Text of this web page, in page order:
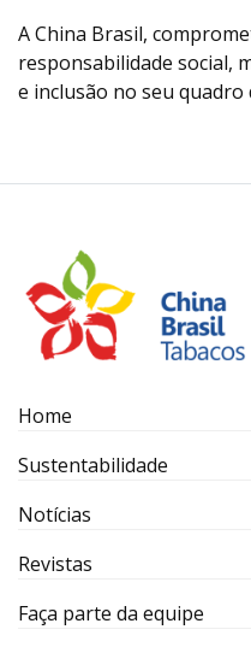
A China Brasil,
responsabilidade social,
e inclusão no seu quadro
Home
Sustentabilidade
Notícias
Revistas
Faça parte da equipe